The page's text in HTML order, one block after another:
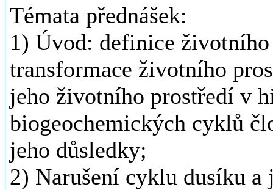
Témata přednášek:
1) Úvod: definice
transformace životního
jeho životního prostředí v
biogeochemických cyklů
jeho důsledky;
2) Narušení cyklu dusíku a